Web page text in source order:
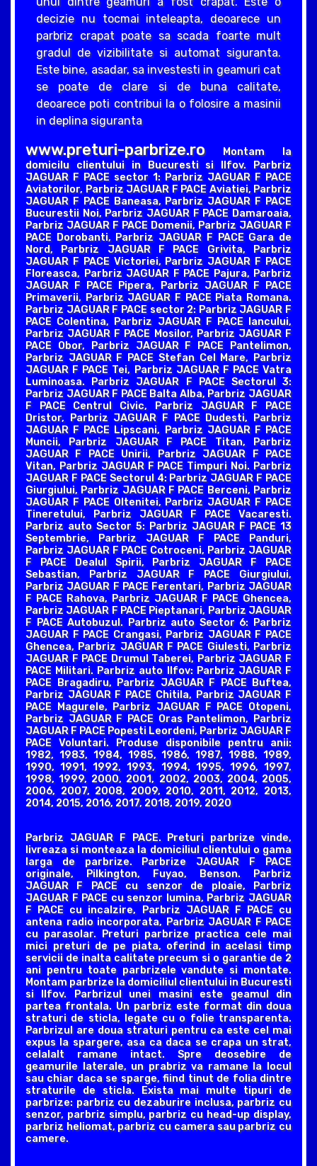
decizie nu tocmai inteleapta, deoarece un
parbriz crapat poate sa scada foarte mult
gradul de vizibilitate si automat siguranta.
Este bine, asadar, sa investesti in geamuri cat
se poate de clare si de buna calitate,
deoarece poti contribui la o folosire a masinii
in deplina siguranta
www.preturi-parbrize.roMontam la
domicilu clientului in Bucuresti si Ilfov. Parbriz
JAGUAR F PACE sector 1: Parbriz JAGUAR F PACE
Aviatorilor, Parbriz JAGUAR F PACE Aviatiei, Parbriz
JAGUAR F PACE Baneasa, Parbriz JAGUAR F PACE
Bucurestii Noi, Parbriz JAGUAR F PACE Damaroaia,
Parbriz JAGUAR F PACE Domenii, Parbriz JAGUAR F
PACE Dorobanti, Parbriz JAGUAR F PACE Gara de
Nord, Parbriz JAGUAR F PACE Grivita, Parbriz
JAGUAR F PACE Victoriei, Parbriz JAGUAR F PACE
Floreasca, Parbriz JAGUAR F PACE Pajura, Parbriz
JAGUAR F PACE Pipera, Parbriz JAGUAR F PACE
Primaverii, Parbriz JAGUAR F PACE Piata Romana.
Parbriz JAGUAR F PACE sector 2: Parbriz JAGUAR F
PACE Colentina, Parbriz JAGUAR F PACE Iancului,
Parbriz JAGUAR F PACE Mosilor, Parbriz JAGUAR F
PACE Obor, Parbriz JAGUAR F PACE Pantelimon,
Parbriz JAGUAR F PACE Stefan Cel Mare, Parbriz
JAGUAR F PACE Tei, Parbriz JAGUAR F PACE Vatra
Luminoasa. Parbriz JAGUAR F PACE Sectorul 3:
Parbriz JAGUAR F PACE Balta Alba, Parbriz JAGUAR
F PACE Centrul Civic, Parbriz JAGUAR F PACE
Dristor, Parbriz JAGUAR F PACE Dudesti, Parbriz
JAGUAR F PACE Lipscani, Parbriz JAGUAR F PACE
Muncii, Parbriz JAGUAR F PACE Titan, Parbriz
JAGUAR F PACE Unirii, Parbriz JAGUAR F PACE
Vitan, Parbriz JAGUAR F PACE Timpuri Noi. Parbriz
JAGUAR F PACE Sectorul 4: Parbriz JAGUAR F PACE
Giurgiului, Parbriz JAGUAR F PACE Berceni, Parbriz
JAGUAR F PACE Oltenitei, Parbriz JAGUAR F PACE
Tineretului, Parbriz JAGUAR F PACE Vacaresti.
Parbriz auto Sector 5: Parbriz JAGUAR F PACE 13
Septembrie, Parbriz JAGUAR F PACE Panduri,
Parbriz JAGUAR F PACE Cotroceni, Parbriz JAGUAR
F PACE Dealul Spirii, Parbriz JAGUAR F PACE
Sebastian, Parbriz JAGUAR F PACE Giurgiului,
Parbriz JAGUAR F PACE Ferentari, Parbriz JAGUAR
F PACE Rahova, Parbriz JAGUAR F PACE Ghencea,
Parbriz JAGUAR F PACE Pieptanari, Parbriz JAGUAR
F PACE Autobuzul. Parbriz auto Sector 6: Parbriz
JAGUAR F PACE Crangasi, Parbriz JAGUAR F PACE
Ghencea, Parbriz JAGUAR F PACE Giulesti, Parbriz
JAGUAR F PACE Drumul Taberei, Parbriz JAGUAR F
PACE Militari. Parbriz auto Ilfov: Parbriz JAGUAR F
PACE Bragadiru, Parbriz JAGUAR F PACE Buftea,
Parbriz JAGUAR F PACE Chitila, Parbriz JAGUAR F
PACE Magurele, Parbriz JAGUAR F PACE Otopeni,
Parbriz JAGUAR F PACE Oras Pantelimon, Parbriz
JAGUAR F PACE Popesti Leordeni, Parbriz JAGUAR F
PACE Voluntari. Produse disponibile pentru anii:
1982, 1983, 1984, 1985, 1986, 1987, 1988, 1989,
1990, 1991, 1992, 1993, 1994, 1995, 1996, 1997,
1998, 1999, 2000, 2001, 2002, 2003, 2004, 2005,
2006, 2007, 2008, 2009, 2010, 2011, 2012, 2013,
2014, 2015, 2016, 2017, 2018, 2019, 2020
Parbriz JAGUAR F PACE. Preturi parbrize vinde,
livreaza si monteaza la domiciliul clientului o gama
larga de parbrize. Parbrize JAGUAR F PACE
originale, Pilkington, Fuyao, Benson. Parbriz
JAGUAR F PACE cu senzor de ploaie, Parbriz
JAGUAR F PACE cu senzor lumina, Parbriz JAGUAR
F PACE cu incalzire, Parbriz JAGUAR F PACE cu
antena radio incorporata, Parbriz JAGUAR F PACE
cu parasolar. Preturi parbrize practica cele mai
mici preturi de pe piata, oferind in acelasi timp
servicii de inalta calitate precum si o garantie de 2
ani pentru toate parbrizele vandute si montate.
Montam parbrize la domiciliul clientului in Bucuresti
si Ilfov. Parbrizul unei masini este geamul din
partea frontala. Un parbriz este format din doua
straturi de sticla, legate cu o folie transparenta.
Parbrizul are doua straturi pentru ca este cel mai
expus la spargere, asa ca daca se crapa un strat,
celalalt ramane intact. Spre deosebire de
geamurile laterale, un prabriz va ramane la locul
sau chiar daca se sparge, fiind tinut de folia dintre
straturile de sticla. Exista mai multe tipuri de
parbrize: parbriz cu dezaburire inclusa, parbriz cu
senzor, parbriz simplu, parbriz cu head-up display,
parbriz heliomat, parbriz cu camera sau parbriz cu
camere.